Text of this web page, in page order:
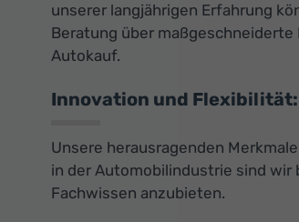
unserer langjährigen Erfahrung
Beratung über
Autokauf.
Innovation und
Unsere herausragenden
in der Automobilindustrie sind wir
Fachwissen anzubieten.